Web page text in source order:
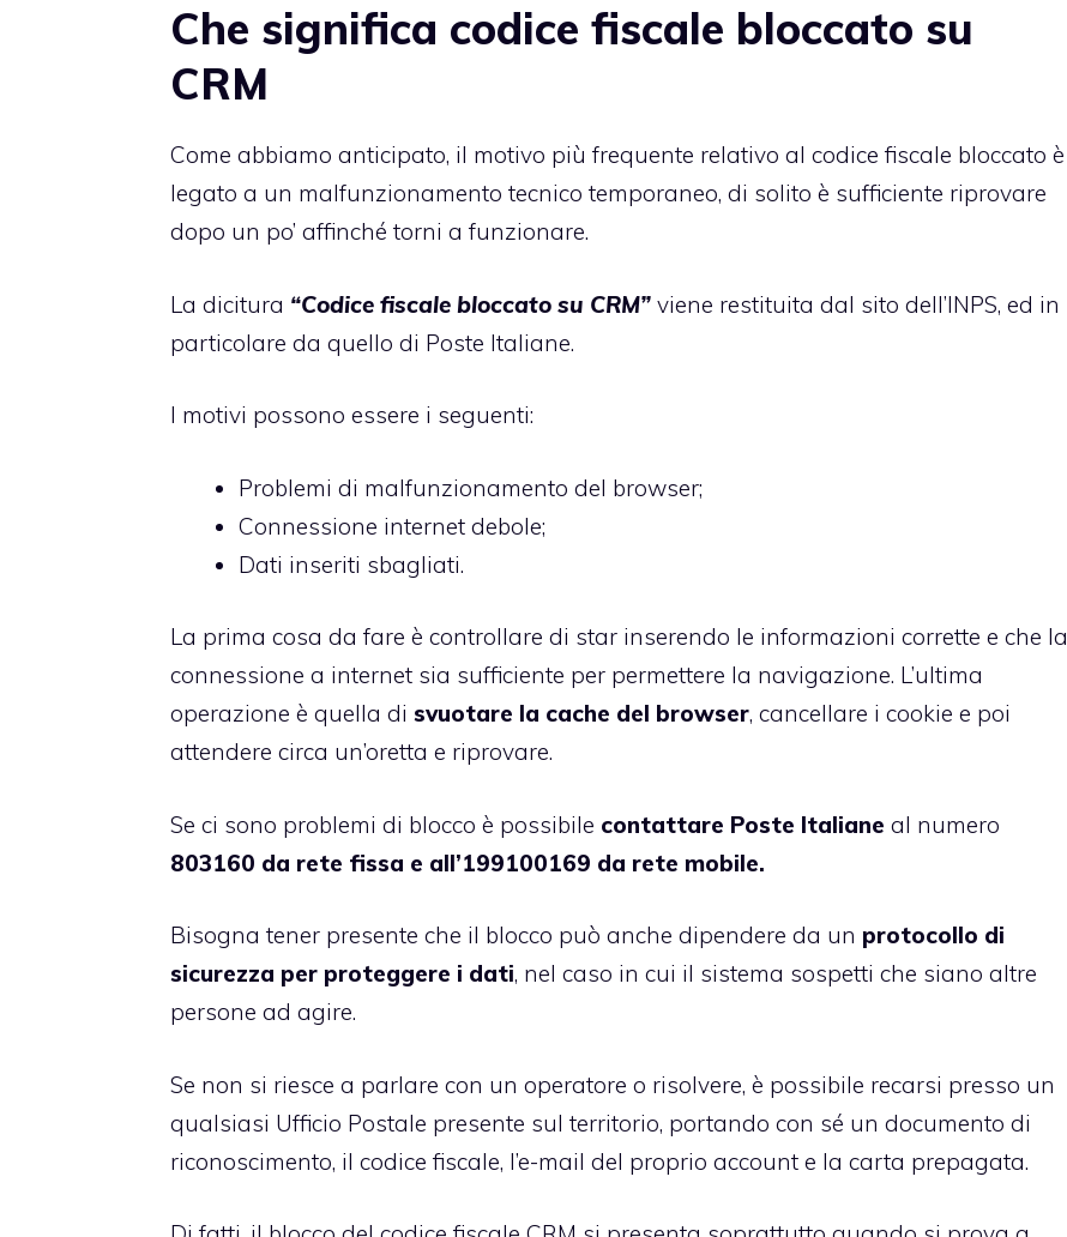
Che significa codice fiscale bloccato su
CRM
Come abbiamo anticipato, il motivo più frequente relativo al codice fiscale bloccato è
legato a un malfunzionamento tecnico temporaneo, di solito è sufficiente riprovare
dopo un po’ affinché torni a funzionare.
La dicitura “Codice fiscale bloccato su CRM” viene restituita dal sito dell’INPS, ed in
particolare da quello di Poste Italiane.
I motivi possono essere i seguenti:
Problemi di malfunzionamento del browser;
Connessione internet debole;
Dati inseriti sbagliati.
La prima cosa da fare è controllare di star inserendo le informazioni corrette e che la
connessione a internet sia sufficiente per permettere la navigazione. L’ultima
operazione è quella di svuotare la cache del browser, cancellare i cookie e poi
attendere circa un’oretta e riprovare.
Se ci sono problemi di blocco è possibile contattare Poste Italiane al numero
803160 da rete fissa e all’199100169 da rete mobile.
Bisogna tener presente che il blocco può anche dipendere da un protocollo di
sicurezza per proteggere i dati, nel caso in cui il sistema sospetti che siano altre
persone ad agire.
Se non si riesce a parlare con un operatore o risolvere, è possibile recarsi presso un
qualsiasi Ufficio Postale presente sul territorio, portando con sé un documento di
riconoscimento, il codice fiscale, l’e-mail del proprio account e la carta prepagata.